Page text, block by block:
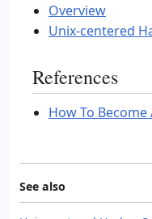
Overview
Unix-centered
References
How To Become
See also